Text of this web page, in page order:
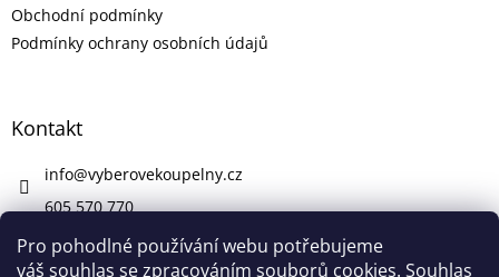
Pro pohodlné používání webu potřebujeme
váš souhlas se zpracováním souborů cookies. Souhlas
Obchodní podmínky
Podmínky ochrany osobních údajů
Kontakt
info@vyberovekoupelny.cz
605 570 770
https://www.facebook.com/vyberovekoupelny/